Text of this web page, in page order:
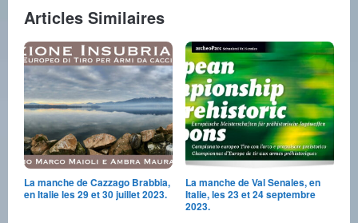
Articles Similaires
La manche de Cazzago Brabbia,
en Italie les 29 et 30 juillet 2023.
La manche de Val Senales, en
Italie, les 23 et 24 septembre
2023.